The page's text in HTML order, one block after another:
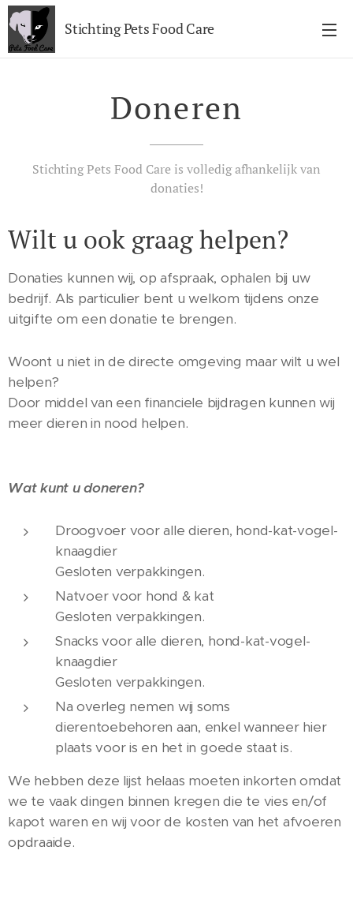
Stichting Pets Food Care
Doneren
Stichting Pets Food Care is volledig afhankelijk van
donaties!
Wilt u ook graag helpen?
Donaties kunnen wij, op afspraak, ophalen bij uw
bedrijf. Als particulier bent u welkom tijdens onze
uitgifte om een donatie te brengen.
Woont u niet in de directe omgeving maar wilt u wel
helpen?
Door middel van een financiele bijdragen kunnen wij
meer dieren in nood helpen.
Wat kunt u doneren?
Droogvoer voor alle dieren, hond-kat-vogel-
knaagdier
Gesloten verpakkingen.
Natvoer voor hond & kat
Gesloten verpakkingen.
Snacks voor alle dieren, hond-kat-vogel-
knaagdier
Gesloten verpakkingen.
Na overleg nemen wij soms
dierentoebehoren aan, enkel wanneer hier
plaats voor is en het in goede staat is.
We hebben deze lijst helaas moeten inkorten omdat
we te vaak dingen binnen kregen die te vies en/of
kapot waren en wij voor de kosten van het afvoeren
opdraaide.